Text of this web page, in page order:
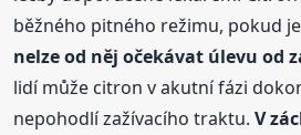
běžného pitného režimu, pokud
nelze od něj očekávat úlevu od
lidí může citron v akutní fázi
nepohodlí zažívacího traktu.V